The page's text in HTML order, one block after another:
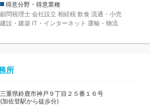
得意分野・得意業種
顧問税理士 会社設立 相続税 飲食 流通・小売
建設・建築 IT・インターネット 運輸・物流
所
三重県鈴鹿市神戸９丁目２５番１６号
(加佐登駅から徒歩分)